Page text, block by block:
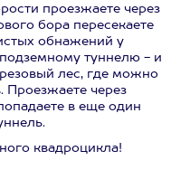
проезжаете через
бора пересекаете
обнажений у
туннелю - и
лес, где можно
Проезжаете через
в еще один
квадроцикла!